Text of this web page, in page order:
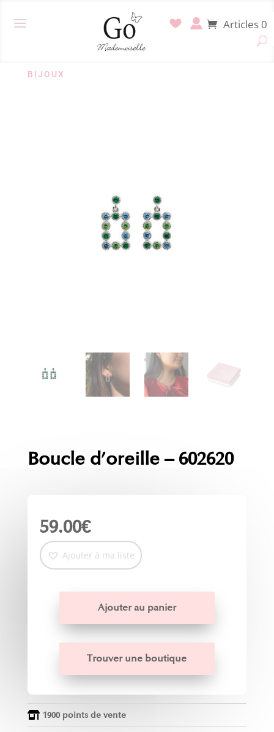
Articles 0
BIJOUX
Boucle d’oreille – 602620
59.00€
Ajouter à ma liste
Ajouter au panier
Trouver une boutique
 1900 points de vente